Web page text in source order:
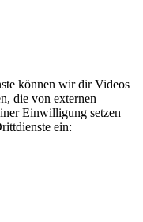
können wir dir Videos
die von externen
Einwilligung setzen
ein: